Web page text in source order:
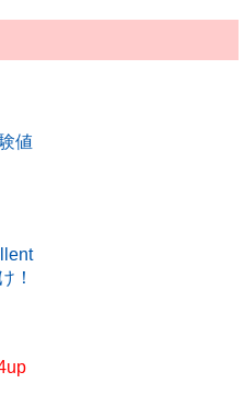
値
！